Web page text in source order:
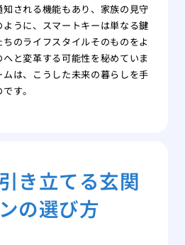
される機能もあり、家族の見守
うに、スマートキーは単なる鍵
のライフスタイルそのものをよ
と変革する可能性を秘めていま
は、こうした未来の暮らしを手
す。
き立てる玄関
の選び方